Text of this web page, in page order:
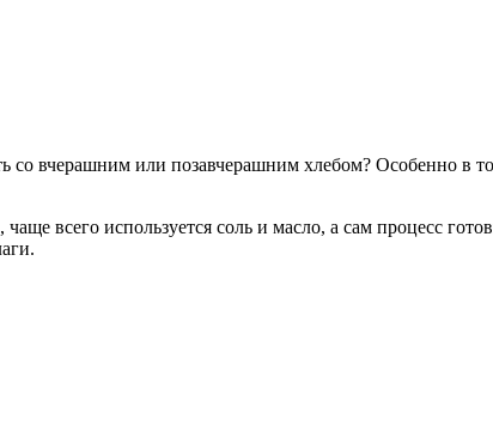
со вчерашним или позавчерашним хлебом? Особенно в
всего используется соль и масло, а сам процесс